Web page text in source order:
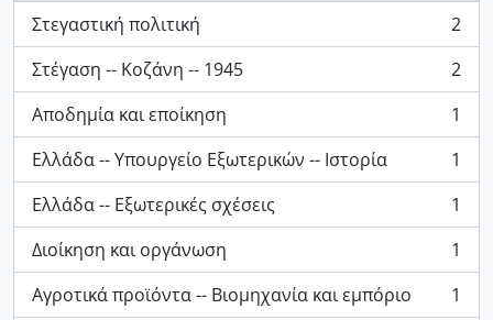
Στεγαστική πολιτική
, 2 results
2
Στέγαση -- Κοζάνη -- 1945
, 2 results
2
Αποδημία και εποίκηση
, 1 results
1
Ελλάδα -- Υπουργείο Εξωτερικών -- Ιστορία
, 1 results
1
Ελλάδα -- Εξωτερικές σχέσεις
, 1 results
1
Διοίκηση και οργάνωση
, 1 results
1
Αγροτικά προϊόντα -- Βιομηχανία και εμπόριο
, 1 results
1